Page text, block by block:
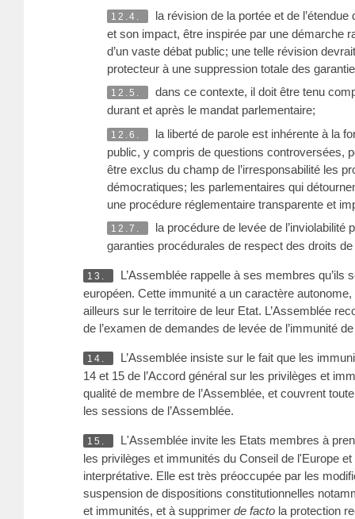
12.4.
la révision de la portée et de
et son impact, être inspirée par une démarche
d’un vaste débat public; une telle révision
protecteur à une suppression totale des
12.5.
dans ce contexte, il doit être tenu
durant et après le mandat parlementaire;
12.6.
la liberté de parole est inhérente à la
public, y compris de questions controversées,
être exclus du champ de l’irresponsabilité les
démocratiques; les parlementaires qui
une procédure réglementaire transparente et
12.7.
la procédure de levée de
garanties procédurales de respect des droits
13.
L’Assemblée rappelle à ses membres
européen. Cette immunité a un caractère
ailleurs sur le territoire de leur Etat. L’Assemblée
de l’examen de demandes de levée de l’immunité
14.
L’Assemblée insiste sur le fait que les
14 et 15 de l’Accord général sur les privilèges et
qualité de membre de l’Assemblée, et couvrent
les sessions de l’Assemblée.
15.
L'Assemblée invite les Etats membres à
les privilèges et immunités du Conseil de l'Europe
interprétative. Elle est très préoccupée par les
suspension de dispositions constitutionnelles
et immunités, et à supprimer de facto la protection